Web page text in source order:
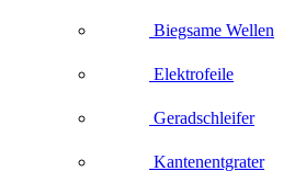
Biegsame Wellen
Elektrofeile
Geradschleifer
Kantenentgrater